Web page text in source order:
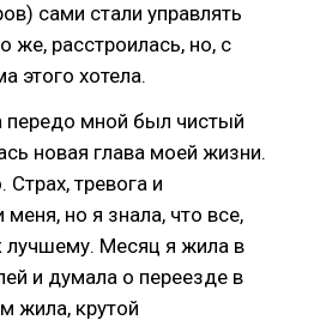
сами стали управлять
же, расстроилась, но, с
этого хотела.
передо мной был чистый
новая глава моей жизни.
Страх, тревога и
но я знала, что все,
лучшему. Месяц я жила в
и думала о переезде в
жила, крутой